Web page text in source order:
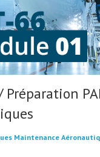
Préparation
Maintenance